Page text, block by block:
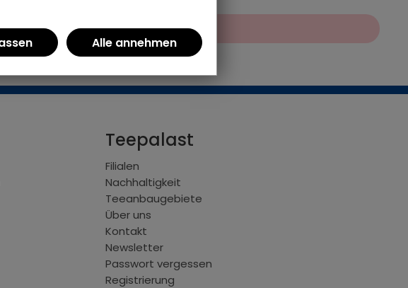
Teepalast
Filialen
Nachhaltigkeit
Teeanbaugebiete
Über uns
Kontakt
Newsletter
Passwort vergessen
Registrierung